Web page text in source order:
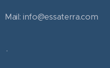
Mail: info@essaterra.com
.